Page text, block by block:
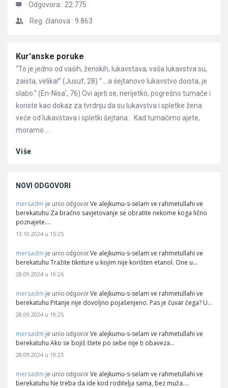
Odgovora : 22.775
Reg. članova : 9.863
Članci
Kur'anske poruke
“To je jedno od vaših, ženskih, lukavstava; vaša lukavstva su,
zaista, velika!” (Jusuf, 28) “….a šejtanovo lukavstvo doista, je
slabo.” (En-Nisa’, 76) Ovi ajeti se, nerijetko, pogrešno tumače i
koriste kao dokaz za tvrdnju da su lukavstva i spletke žena
veće od lukavstava i spletki šejtana… Kad tumačimo ajete,
moramo ...
Više
NOVI ODGOVORI
mersadm je unio odgovor Ve alejkumu-s-selam ve rahmetullahi ve
berekatuhu Za bračno savjetovanje se obratite nekome koga lično
poznajete.…
13.10.2024 u 15:25
mersadm je unio odgovor Ve alejkumu-s-selam ve rahmetullahi ve
berekatuhu Tražite tiknture u kojim nije korišten etanol. One u…
28.09.2024 u 19:26
mersadm je unio odgovor Ve alejkumu-s-selam ve rahmetullahi ve
berekatuhu Pitanje nije dovoljno pojašenjeno. Pas je čuvar čega? U…
28.09.2024 u 19:25
mersadm je unio odgovor Ve alejkumu-s-selam ve rahmetullahi ve
berekatuhu Ako se bojiš štete po sebe nije ti obaveza…
28.09.2024 u 19:23
mersadm je unio odgovor Ve alejkumu-s-selam ve rahmetullahi ve
berekatuhu Ne treba da ide kod roditelja sama, bez muža.…